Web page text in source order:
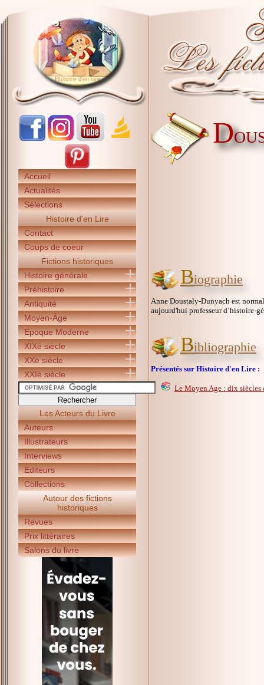
Accueil
Actualités
Sélections
Histoire d'en Lire
Contact
Coups de coeur
Fictions historiques
Histoire générale
Préhistoire
Antiquité
Moyen-Âge
Epoque Moderne
XIXè siècle
XXè siècle
XXIè siècle
Les Acteurs du Livre
Auteurs
Illustrateurs
Interviews
Editeurs
Collections
Autour des fictions
historiques
Revues
Prix littéraires
Salons du livre
D
Biographie
Anne Doustaly-Dunyach est
aujourd'hui professeur d’histoire-
Bibliographie
Présentés sur Histoire d'en Lire :
Le Moyen Age : dix siècles